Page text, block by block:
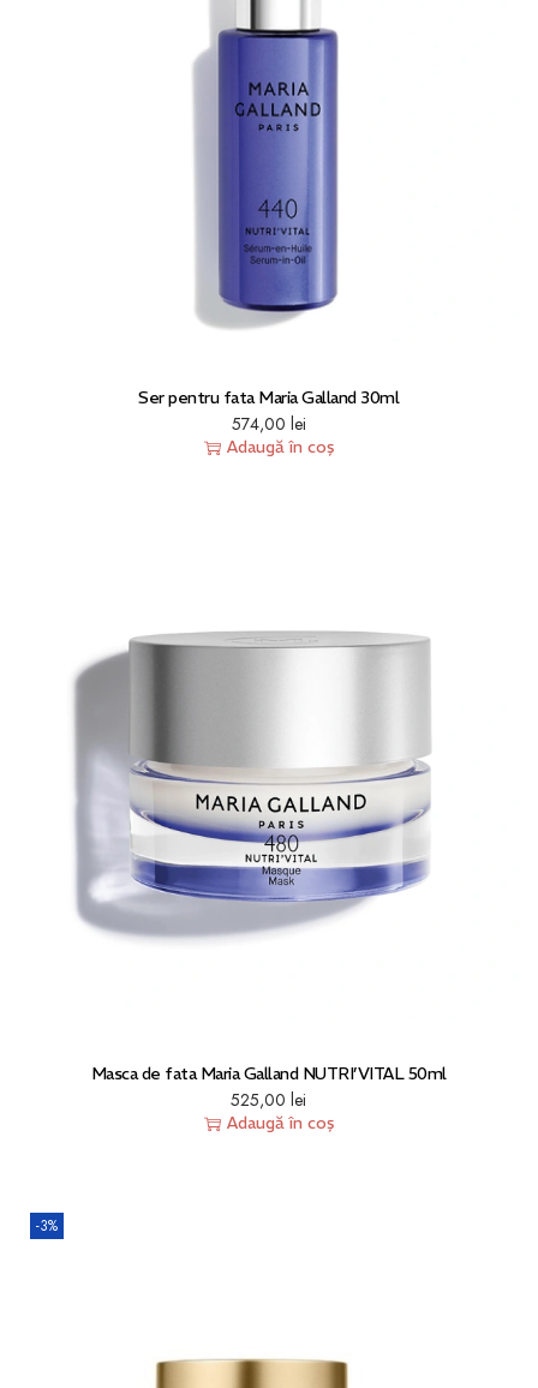
Ser pentru fata Maria Galland 30ml
574,00 lei
Adaugă în coș
Masca de fata Maria Galland NUTRI’VITAL 50ml
525,00lei
Adaugă în coș
-3%